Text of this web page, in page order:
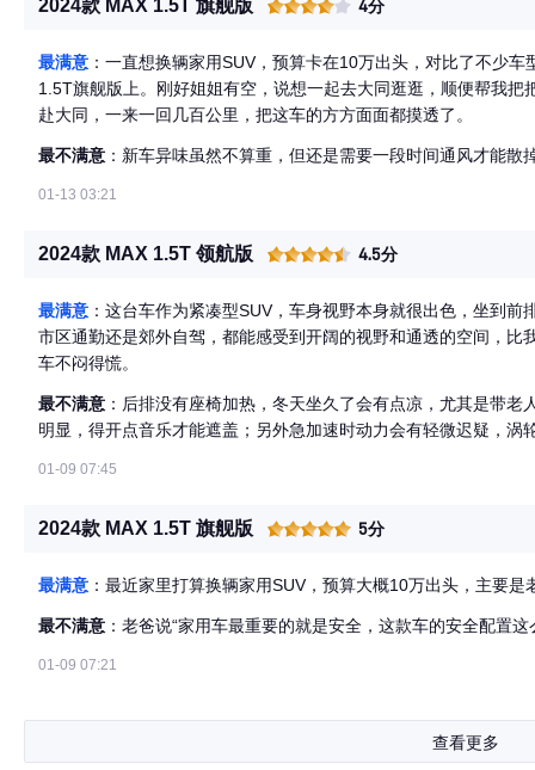
2024款 MAX 1.5T 旗舰版 4分
最满意 ：一直想换辆家用SUV，预算卡在10万出头，对比了不少
1.5T旗舰版上。刚好姐姐有空，说想一起去大同逛逛，顺便帮我
赴大同，一来一回几百公里，把这车的方方面面都摸透了。
最不满意 ：新车异味虽然不算重，但还是需要一段时间通风才能散
01-13 03:21
2024款 MAX 1.5T 领航版 4.5分
最满意 ：这台车作为紧凑型SUV，车身视野本身就很出色，坐到
市区通勤还是郊外自驾，都能感受到开阔的视野和通透的空间，比
车不闷得慌。
最不满意 ：后排没有座椅加热，冬天坐久了会有点凉，尤其是带
明显，得开点音乐才能遮盖；另外急加速时动力会有轻微迟疑，涡
01-09 07:45
2024款 MAX 1.5T 旗舰版 5分
最满意 ：最近家里打算换辆家用SUV，预算大概10万出头，主要
最不满意 ：老爸说“家用车最重要的就是安全，这款车的安全配置
01-09 07:21
查看更多